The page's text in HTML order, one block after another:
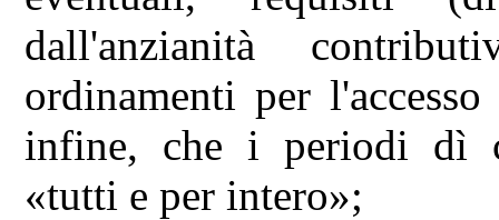
dall'anzianità
ordinamenti per
infine, che i periodi dì
«tutti e per intero»;